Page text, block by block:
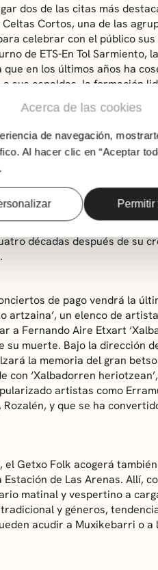
Acerca de las cookies
de navegación,
Al hacer clic en “Aceptar
Permitir
dos de las citas más
Cortos, una de las
celebrar con el público
de ETS-En Tol Sarmiento,
en los últimos años ha
sus espaldas, la formación
en la escena
Casal, Búhos, Josu
Dupla y Maren Entre otros.
también nombres
del género
acercarnos su música,
por las medidas
Celtas Cortos en el
la posibilidad de
décadas después de su
de pago vendrá la
artzaina’, un elenco de
Fernando Aire Etxart
muerte. Bajo la dirección
la memoria del gran
‘Xalbadorren
artistas como
y que se ha
Getxo Folk acogerá
de Las Arenas. Allí,
matinal y vespertino a
y géneros,
acudir a Muxikebarri o